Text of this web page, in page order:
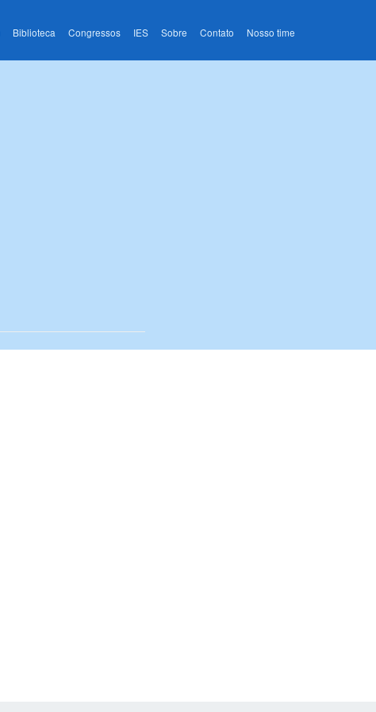
Biblioteca Congressos IES Sobre Contato Nosso time